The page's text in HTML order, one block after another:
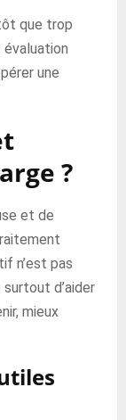
que trop
une
?
et de
n’est pas
d’aider
mieux